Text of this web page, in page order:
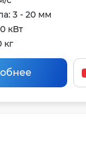
3 - 20 мм
кВт
кг